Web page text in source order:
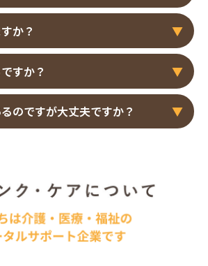
か？
すか？
のですが大丈夫ですか？